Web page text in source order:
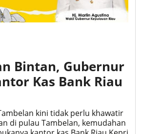
Bintan, Gubernur
Kas Bank Riau
kini tidak perlu khawatir
di pulau Tambelan, kemudahan